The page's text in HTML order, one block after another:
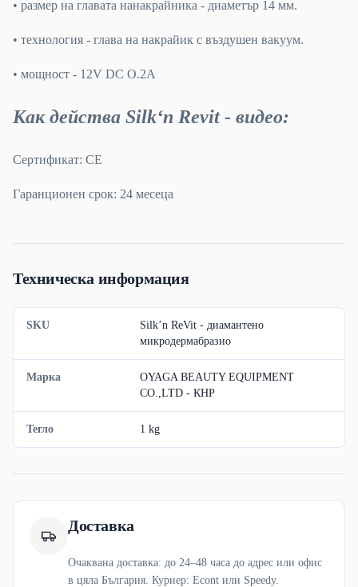
• размер на главата нанакрайника - диаметър 14 мм.
• технология - глава на накрайик с въздушен вакуум.
• мощност - 12V DC O.2A
Как действа Silk‘n Revit - видео:
Сертификат: СЕ
Гаранционен срок: 24 месеца
Техническа информация
SKU
Silk’n ReVit - диамантено
микродермабразио
Марка
OYAGA BEAUTY EQUIPMENT
CO.,LTD - КНР
Тегло 1 kg
Доставка
Очаквана доставка: до 24–48 часа до адрес или офис
в цяла България. Куриер: Econt или Speedy.